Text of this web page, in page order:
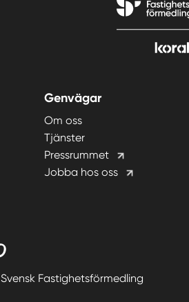
Genvägar
Om oss
Tjänster
Pressrummet
Jobba hos oss
Svensk Fastighetsförmedling